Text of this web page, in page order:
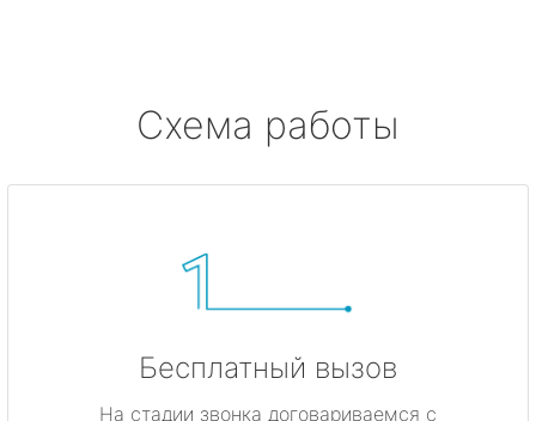
Схема работы
Бесплатный вызов
На стадии звонка договариваемся с